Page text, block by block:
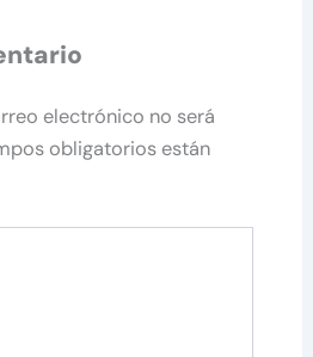
electrónico no será
obligatorios están